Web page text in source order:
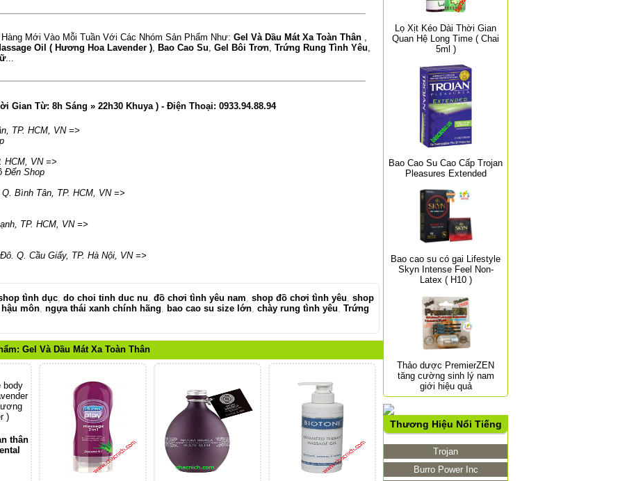
Hàng Mới Vào Mỗi Tuần Với Các Nhóm Sản Phẩm Như: Gel Và Dầu Mát Xa Toàn Thân ,
Oil ( Hương Hoa Lavender ), Bao Cao Su, Gel Bôi Trơn, Trứng Rung Tình Yêu,
...
Gian Từ: 8h Sáng » 22h30 Khuya ) - Điện Thoại: 0933.94.88.94
, TP. HCM, VN=>
HCM, VN=>
Đến Shop
Bình Tân, TP. HCM, VN=>
, TP. HCM, VN=>
Q. Cầu Giấy, TP. Hà Nội, VN=>
tình dục, do choi tinh duc nu, đồ chơi tình yêu nam, shop đồ chơi tình yêu, shop
môn, ngựa thái xanh chính hãng, bao cao su size lớn, chày rung tình yêu, Trứng
Gel Và Dầu Mát Xa Toàn Thân
thân
Lọ Xịt Kéo Dài Thời Gian
Quan Hệ Long Time ( Chai
5ml )
Bao Cao Su Cao Cấp Trojan
Pleasures Extended
Bao cao su có gai Lifestyle
Skyn Intense Feel Non-
Latex ( H10 )
Thảo dược PremierZEN
tăng cường sinh lý nam
giới hiệu quả
Thương Hiệu Nổi Tiếng
Trojan
Burro Power Inc